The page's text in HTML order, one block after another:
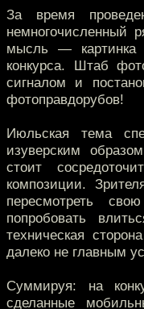
За время
немногочисленный
мысль — картинка
конкурса. Штаб
сигналом и
фотоправдорубов!
Июльская тема
изуверским
стоит
композиции.
пересмотреть
попробовать
техническая
далеко не главным
Суммируя: на
сделанные